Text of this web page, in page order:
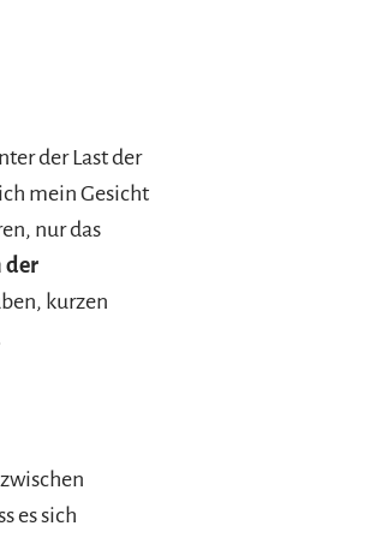
der Last der
mein Gesicht
nur das
der
kurzen
es sich